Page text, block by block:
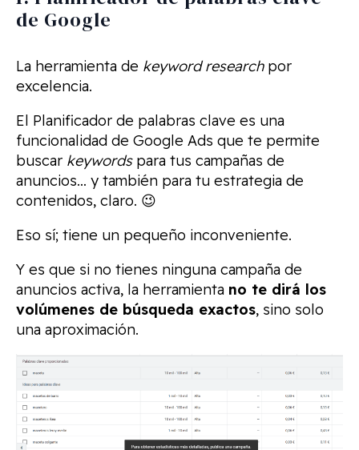
de Google
La herramienta de keyword researchpor
excelencia.
El Planificador de palabras clave es una
funcionalidad de Google Ads que te permite
buscar keywordspara tus campañas de
anuncios… y también para tu estrategia de
contenidos, claro. 😉
Eso sí; tiene un pequeño inconveniente.
Y es que si no tienes ninguna campaña de
anuncios activa, la herramienta no te dirá los
volúmenes de búsqueda exactos, sino solo
una aproximación.